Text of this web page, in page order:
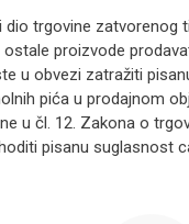
dio trgovine zatvorenog
proizvode
u obvezi zatražiti
pića u prodajnom
u čl. 12. Zakona o
pisanu suglasnost